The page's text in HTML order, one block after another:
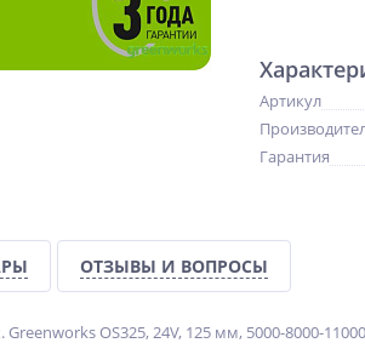
Артикул
Гарантия
ОТЗЫВЫ И ВОПРОСЫ
OS325, 24V, 125 мм, 5000-8000-